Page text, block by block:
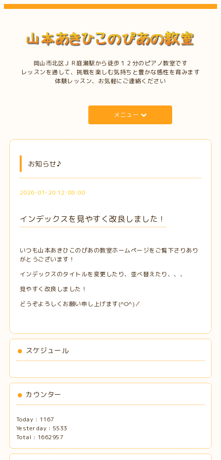
岡山市北区ＪＲ庭瀬駅から徒歩１２分のピアノ教室です
レッスンを通して、挑戦を楽しむ気持ちと豊かな感性を育みます
体験レッスン、お気軽にご連絡ください
メニュー
お知らせ♪
2026-01-20 12:08:00
インデックスを見やすく改良しました！
いつも山本あきひこのぴあの教室ホームページをご覧下さりあり
がとうございます！
インデックスのタイトルを変更したり、並べ替えたり、、、
見やすく改良しました！
どうぞよろしくお願い申し上げます(^O^)／
スケジュール
カウンター
Today : 1167
Yesterday : 5533
Total : 1662957